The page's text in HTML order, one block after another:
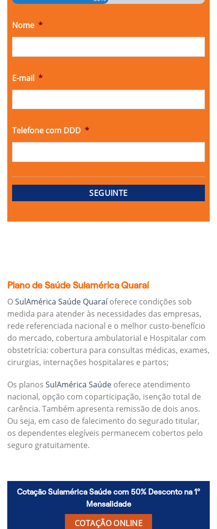
Nome *
E-mail *
Telefone com DDD *
Plano de Saúde Sulamérica Quaraí
OSulAmérica Saúde Quaraíoferece condições sob
medida para atender às necessidades das empresas,
rede referenciada nacional e o melhor custo-benefício
do mercado, cobertura ambulatorial e Hospitalar com
obstetrícia: cobertura para consultas médicas, exames,
cirurgias, internações hospitalares e partos;
Os planos SulAmérica Saúde oferece atendimento
nacional, opção com coparticipação, isenção total de
carência. Também apresenta remissão de dois anos.
Ou seja, em caso de falecimento do segurado titular,
os dependentes elegíveis permanecem cobertos pelo
seguro gratuitamente.
Cotação Sulamérica Saúde com 50% Desconto na 1º
Mensalidade
COTAÇÃO ONLINE